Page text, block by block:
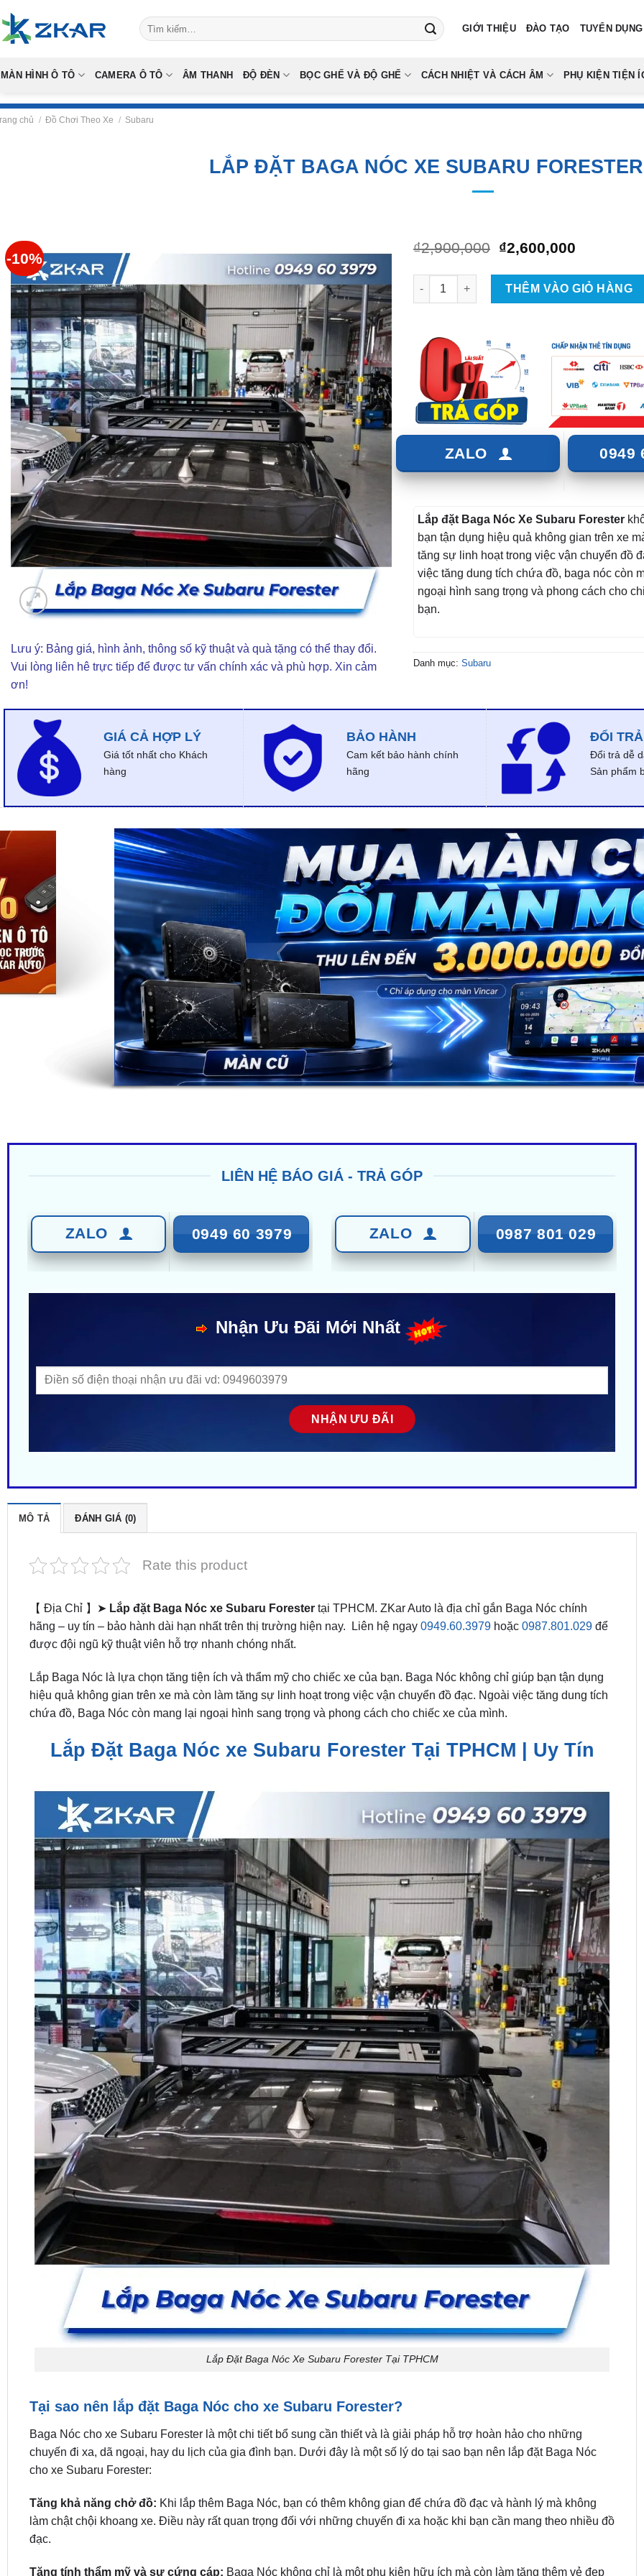
to
content
Tìm
kiếm:
GIỚI THIỆU ĐÀO TẠO TUYỂN DỤNG
MÀN HÌNH Ô TÔ CAMERA Ô TÔ ÂM THANH ĐỘ ĐÈN BỌC GHẾ VÀ ĐỘ GHẾ CÁCH NHIỆT VÀ CÁCH ÂM PHỤ KIỆN TIỆN
chủ / Đồ Chơi Theo Xe / Subaru
LẮP ĐẶT BAGA NÓC XE SUBARU
-10%
Lưu ý: Bảng giá, hình ảnh, thông số kỹ thuật và quà tặng có thể thay đổi.
Vui lòng liên hê trực tiếp để được tư vấn chính xác và phù hợp. Xin cảm
ơn!
₫2,900,000 Giá
là:
₫2,900,000.
₫2,600,000
tại
là:
Lắp Đặt Baga Nóc Xe Subaru Forester Tại
THÊM VÀO GIỎ HÀNG
ZALO 0949
Lắp đặt Baga Nóc Xe Subaru Forester
bạn tận dụng hiệu quả không gian trên xe
tăng sự linh hoạt trong việc vận chuyển đồ
việc tăng dung tích chứa đồ, baga nóc còn
ngoại hình sang trọng và phong cách cho
bạn.
Danh mục: Subaru
GIÁ CẢ HỢP LÝ
Giá tốt nhất cho Khách
hàng
BẢO HÀNH
Cam kết bảo hành chính
hãng
ĐỔI TRẢ
Đổi trả dễ
Sản phẩm
LIÊN HỆ BÁO GIÁ - TRẢ GÓP
ZALO 0949 60 3979 ZALO 0987 801 029
Nhận Ưu Đãi Mới Nhất
MÔ TẢ ĐÁNH GIÁ (0)
Rate this product
【 Địa Chỉ 】➤ Lắp đặt Baga Nóc xe Subaru Forestertại TPHCM. ZKar Auto là địa chỉ gắn Baga Nóc chính
hãng – uy tín – bảo hành dài hạn nhất trên thị trường hiện nay. Liên hệ ngay 0949.60.3979hoặc 0987.801.029để
được đội ngũ kỹ thuật viên hỗ trợ nhanh chóng nhất.
Lắp Baga Nóc là lựa chọn tăng tiện ích và thẩm mỹ cho chiếc xe của bạn. Baga Nóc không chỉ giúp bạn tận dụng
hiệu quả không gian trên xe mà còn làm tăng sự linh hoạt trong việc vận chuyển đồ đạc. Ngoài việc tăng dung tích
chứa đồ, Baga Nóc còn mang lại ngoại hình sang trọng và phong cách cho chiếc xe của mình.
Lắp Đặt Baga Nóc xe Subaru Forester Tại TPHCM | Uy Tín
Lắp Đặt Baga Nóc Xe Subaru Forester Tại TPHCM
Tại sao nên lắp đặt Baga Nóc cho xe Subaru Forester?
Baga Nóc cho xe Subaru Forester là một chi tiết bổ sung cần thiết và là giải pháp hỗ trợ hoàn hảo cho những
chuyến đi xa, dã ngoại, hay du lịch của gia đình bạn. Dưới đây là một số lý do tại sao bạn nên lắp đặt Baga Nóc
cho xe Subaru Forester:
Tăng khả năng chở đồ: Khi lắp thêm Baga Nóc, bạn có thêm không gian để chứa đồ đạc và hành lý mà không
làm chật chội khoang xe. Điều này rất quan trọng đối với những chuyến đi xa hoặc khi bạn cần mang theo nhiều đồ
đạc.
Tăng tính thẩm mỹ và sự cứng cáp: Baga Nóc không chỉ là một phụ kiện hữu ích mà còn làm tăng thêm vẻ đẹp